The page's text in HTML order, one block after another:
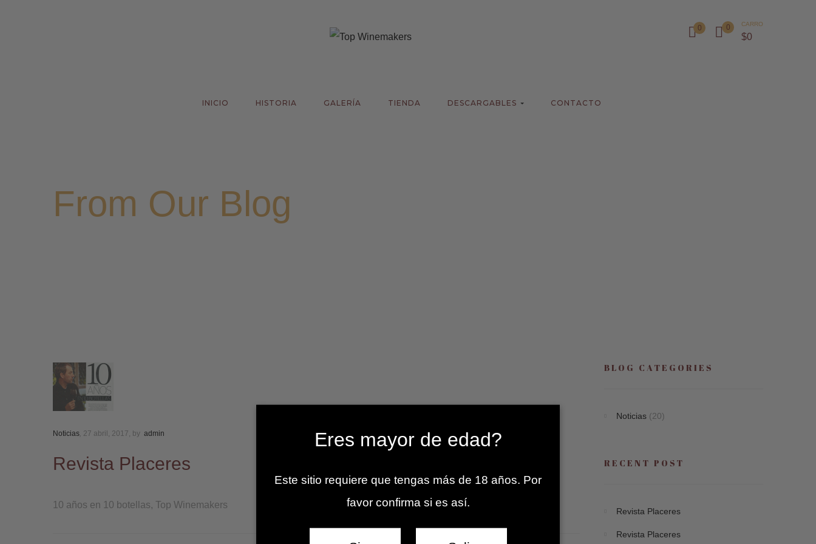
0 0 CARRO
$0
INICIO HISTORIA GALERÍA TIENDA DESCARGABLES CONTACTO
From Our Blog
Noticias, 27 abril, 2017, by admin
Revista Placeres
10 años en 10 botellas, Top Winemakers
BLOG CATEGORIES
Noticias(20)
RECENT POST
Revista Placeres
Revista Placeres
Eres mayor de edad?
Este sitio requiere que tengas más de 18 años. Por
favor confirma si es así.